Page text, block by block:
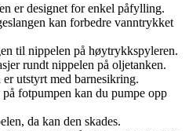
er designet for enkel påfylling.
kan forbedre vanntrykket
til nippelen på høytrykkspyleren.
rundt nippelen på oljetanken.
utstyrt med barnesikring.
fotpumpen kan du pumpe opp
da kan den skades.